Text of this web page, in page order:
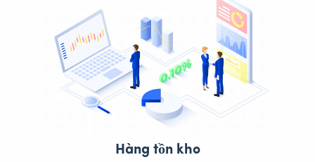
Hàng tồn kho